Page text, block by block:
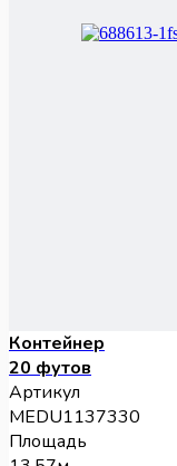
Контейнер
20 футов
Артикул
MEDU1137330
Площадь